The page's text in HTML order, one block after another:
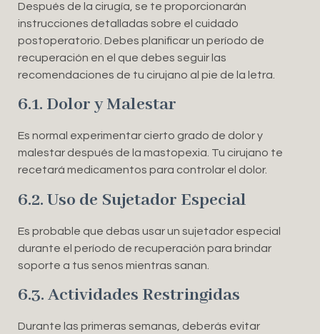
Después de la cirugía, se te proporcionarán
instrucciones detalladas sobre el cuidado
postoperatorio. Debes planificar un período de
recuperación en el que debes seguir las
recomendaciones de tu cirujano al pie de la letra.
6.1. Dolor y Malestar
Es normal experimentar cierto grado de dolor y
malestar después de la mastopexia. Tu cirujano te
recetará medicamentos para controlar el dolor.
6.2. Uso de Sujetador Especial
Es probable que debas usar un sujetador especial
durante el período de recuperación para brindar
soporte a tus senos mientras sanan.
6.3. Actividades Restringidas
Durante las primeras semanas, deberás evitar